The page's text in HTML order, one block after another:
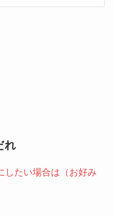
れ
したい場合は（お好み